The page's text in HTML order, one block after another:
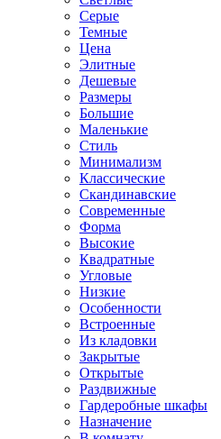
Серые
Темные
Цена
Элитные
Дешевые
Размеры
Большие
Маленькие
Стиль
Минимализм
Классические
Скандинавские
Современные
Форма
Высокие
Квадратные
Угловые
Низкие
Особенности
Встроенные
Из кладовки
Закрытые
Открытые
Раздвижные
Гардеробные шкафы
Назначение